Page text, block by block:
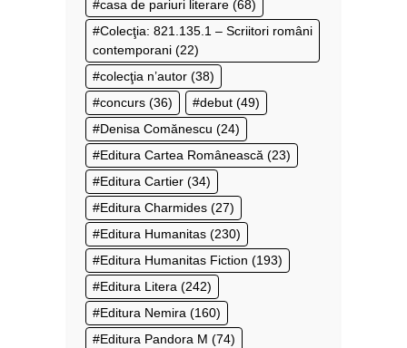
casa de pariuri literare (68)
Colecţia: 821.135.1 – Scriitori români
contemporani (22)
colecţia n’autor (38)
concurs (36) debut (49)
Denisa Comănescu (24)
Editura Cartea Românească (23)
Editura Cartier (34)
Editura Charmides (27)
Editura Humanitas (230)
Editura Humanitas Fiction (193)
Editura Litera (242)
Editura Nemira (160)
Editura Pandora M (74)